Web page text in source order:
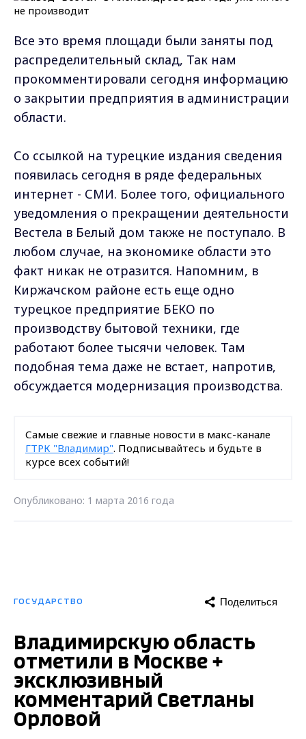
Все это время площади были заняты под
распределительный склад, Так нам
прокомментировали сегодня информацию
о закрытии предприятия в администрации
области.
Со ссылкой на турецкие издания сведения
появилась сегодня в ряде федеральных
интернет - СМИ. Более того, официального
уведомления о прекращении деятельности
Вестела в Белый дом также не поступало. В
любом случае, на экономике области это
факт никак не отразится. Напомним, в
Киржачском районе есть еще одно
турецкое предприятие БЕКО по
производству бытовой техники, где
работают более тысячи человек. Там
подобная тема даже не встает, напротив,
обсуждается модернизация производства.
Самые свежие и главные новости в макс-канале
ГТРК "Владимир". Подписывайтесь и будьте в
курсе всех событий!
Опубликовано: 1 марта 2016 года
ГОСУДАРСТВО Поделиться
Владимирскую область
отметили в Москве +
эксклюзивный
комментарий Светланы
Орловой